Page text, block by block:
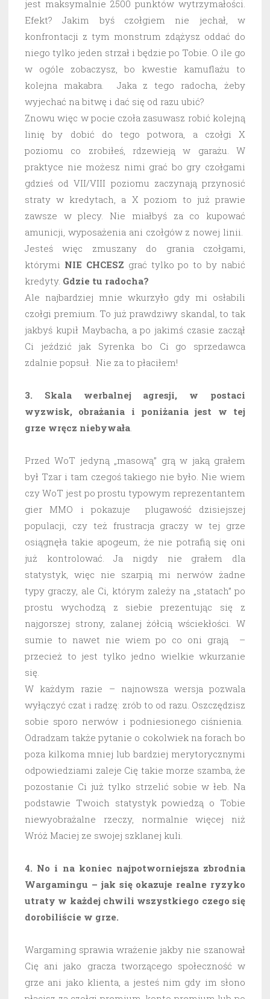
jest maksymalnie 2500 punktów wytrzymałości.
Efekt? Jakim byś czołgiem nie jechał, w
konfrontacji z tym monstrum zdążysz oddać do
niego tylko jeden strzał i będzie po Tobie. O ile go
w ogóle zobaczysz, bo kwestie kamuflażu to
kolejna makabra. Jaka z tego radocha, żeby
wyjechać na bitwę i dać się od razu ubić?
Znowu więc w pocie czoła zasuwasz robić kolejną
linię by dobić do tego potwora, a czołgi X
poziomu co zrobiłeś, rdzewieją w garażu. W
praktyce nie możesz nimi grać bo gry czołgami
gdzieś od VII/VIII poziomu zaczynają przynosić
straty w kredytach, a X poziom to już prawie
zawsze w plecy. Nie miałbyś za co kupować
amunicji, wyposażenia ani czołgów z nowej linii.
Jesteś więc zmuszany do grania czołgami,
którymi NIE CHCESZ grać tylko po to by nabić
kredyty. Gdzie tu radocha?
Ale najbardziej mnie wkurzyło gdy mi osłabili
czołgi premium. To już prawdziwy skandal, to tak
jakbyś kupił Maybacha, a po jakimś czasie zaczął
Ci jeździć jak Syrenka bo Ci go sprzedawca
zdalnie popsuł. Nie za to płaciłem!
3. Skala werbalnej agresji, w postaci
wyzwisk, obrażania i poniżania jest w tej
grze wręcz niebywała.
Przed WoT jedyną „masową” grą w jaką grałem
był Tzar i tam czegoś takiego nie było. Nie wiem
czy WoT jest po prostu typowym reprezentantem
gier MMO i pokazuje plugawość dzisiejszej
populacji, czy też frustracja graczy w tej grze
osiągnęła takie apogeum, że nie potrafią się oni
już kontrolować. Ja nigdy nie grałem dla
statystyk, więc nie szarpią mi nerwów żadne
typy graczy, ale Ci, którym zależy na „statach” po
prostu wychodzą z siebie prezentując się z
najgorszej strony, zalanej żółcią wściekłości. W
sumie to nawet nie wiem po co oni grają –
przecież to jest tylko jedno wielkie wkurzanie
się.
W każdym razie – najnowsza wersja pozwala
wyłączyć czat i radzę: zrób to od razu. Oszczędzisz
sobie sporo nerwów i podniesionego ciśnienia.
Odradzam także pytanie o cokolwiek na forach bo
poza kilkoma mniej lub bardziej merytorycznymi
odpowiedziami zaleje Cię takie morze szamba, że
pozostanie Ci już tylko strzelić sobie w łeb. Na
podstawie Twoich statystyk powiedzą o Tobie
niewyobrażalne rzeczy, normalnie więcej niż
Wróż Maciej ze swojej szklanej kuli.
4. No i na koniec najpotworniejsza zbrodnia
Wargamingu – jak się okazuje realne ryzyko
utraty w każdej chwili wszystkiego czego się
dorobiliście w grze.
Wargaming sprawia wrażenie jakby nie szanował
Cię ani jako gracza tworzącego społeczność w
grze ani jako klienta, a jesteś nim gdy im słono